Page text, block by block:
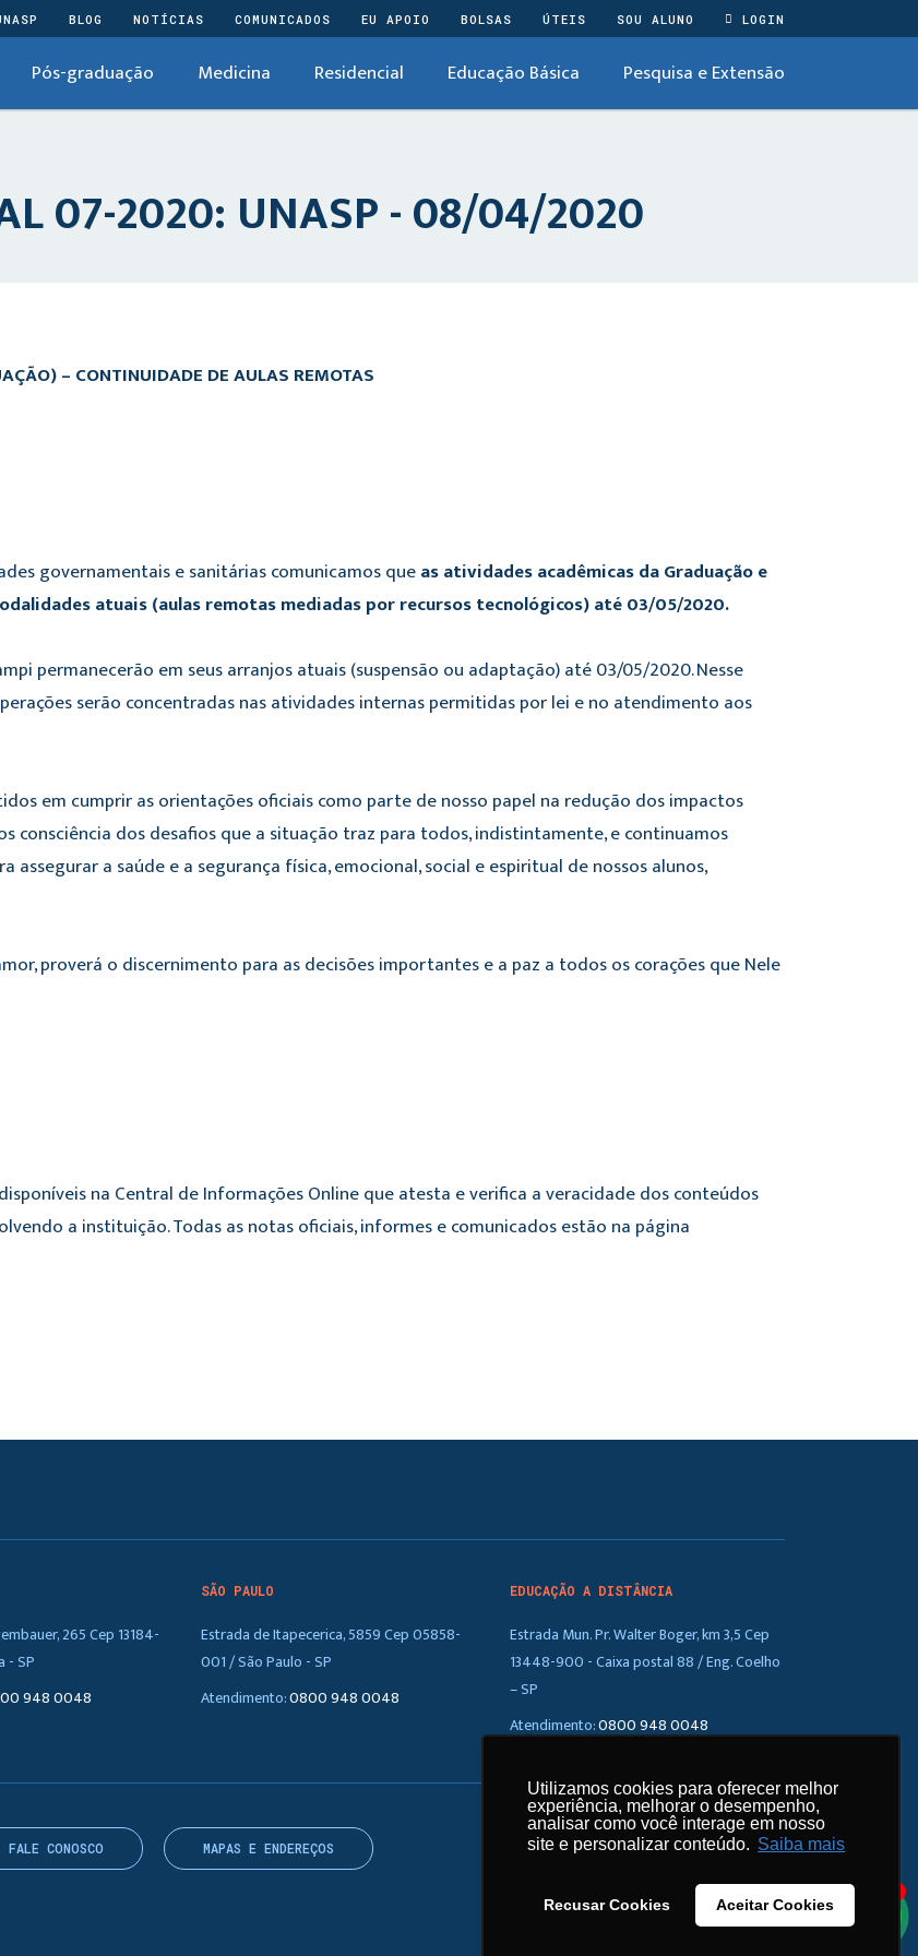
Utilizamos cookies para oferecer melhor
experiência, melhorar o desempenho,
analisar como você interage em nosso
site e personalizar conteúdo. Saiba mais
Recusar Cookies Aceitar Cookies
Utilizamos cookies para oferecer melhor
experiência, melhorar o desempenho,
analisar como você interage em nosso
site e personalizar conteúdo. Saiba mais
Recusar Cookies Aceitar Cookies
BLOG NOTÍCIAS COMUNICADOS EU APOIO BOLSAS ÚTEIS SOU ALUNO LOGIN
Pós-graduação Medicina Residencial Educação Básica Pesquisa e Extensão
07-2020: UNASP - 08/04/2020
– CONTINUIDADE DE AULAS REMOTAS
governamentais e sanitárias comunicamos queas atividades acadêmicas da Graduação e
atuais (aulas remotas mediadas por recursos tecnológicos) até 03/05/2020.
permanecerão em seus arranjos atuais (suspensão ou adaptação) até 03/05/2020. Nesse
serão concentradas nas atividades internas permitidas por lei e no atendimento aos
em cumprir as orientações oficiais como parte de nosso papel na redução dos impactos
consciência dos desafios que a situação traz para todos, indistintamente, e continuamos
a saúde e a segurança física, emocional, social e espiritual de nossos alunos,
proverá o discernimento para as decisões importantes e a paz a todos os corações que Nele
na Central de Informações Online que atesta e verifica a veracidade dos conteúdos
a instituição. Todas as notas oficiais, informes e comunicados estão na página
265 Cep 13184-
- SP
948 0048
SÃO PAULO
Estrada de Itapecerica, 5859 Cep 05858-
001 / São Paulo - SP
Atendimento:0800 948 0048
EDUCAÇÃO A DISTÂNCIA
Estrada Mun. Pr. Walter Boger, km 3,5 Cep
13448-900 - Caixa postal 88 / Eng. Coelho
– SP
Atendimento:0800 948 0048
FALE CONOSCO MAPAS E ENDEREÇOS